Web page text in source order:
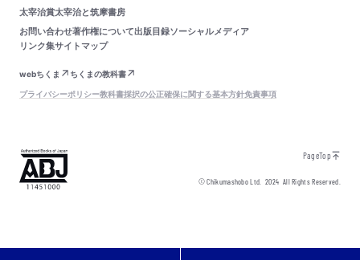
太宰治賞太宰治と筑摩書房
お問い合わせ著作権について出版目録ソーシャルメディア
リンク集サイトマップ
webちくま
ちくまの教科書
プライバシーポリシー教科書採択の公正確保に関する基本方針免責事項
PageTop
© Chikumashobo Ltd.2024 All Rights Reserved.